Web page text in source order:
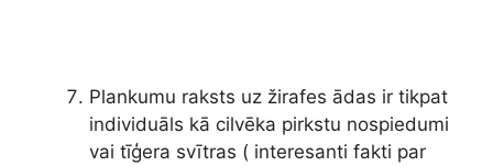
Plankumu raksts uz žirafes ādas ir tikpat
individuāls kā cilvēka pirkstu nospiedumi
vai tīģera svītras ( interesanti fakti par